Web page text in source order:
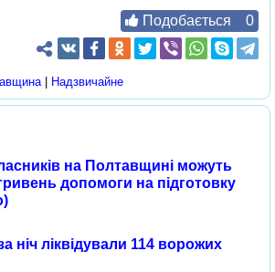
Подобається 0
| Надзвичайне
на Полтавщині можуть
допомоги на підготовку
ніч ліквідували 114 ворожих